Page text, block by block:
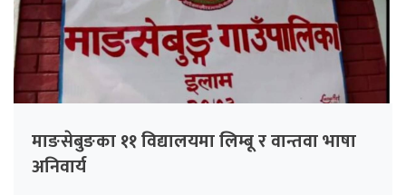
माङसेबुङका ११ विद्यालयमा लिम्बू र वान्तवा भाषा
अनिवार्य